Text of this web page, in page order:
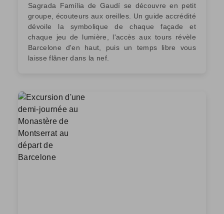
Sagrada Família de Gaudí se découvre en petit
groupe, écouteurs aux oreilles. Un guide accrédité
dévoile la symbolique de chaque façade et
chaque jeu de lumière, l'accès aux tours révèle
Barcelone d'en haut, puis un temps libre vous
laisse flâner dans la nef.